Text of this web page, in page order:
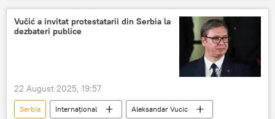
Vučić a invitat protestatarii din Serbia la
dezbateri publice
22 August 2025, 19:57
Serbia Internațional Aleksandar Vucic